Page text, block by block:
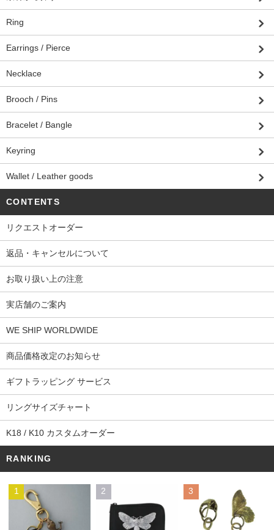
Ring
Earrings / Pierce
Necklace
Brooch / Pins
Bracelet / Bangle
Keyring
Wallet / Leather goods
CONTENTS
リクエストオーダー
返品・キャンセルについて
お取り扱い上の注意
実店舗のご案内
WE SHIP WORLDWIDE
商品価格改定のお知らせ
ギフトラッピング サービス
リングサイズチャート
K18 / K10 カスタムオーダー
RANKING
1 2 3